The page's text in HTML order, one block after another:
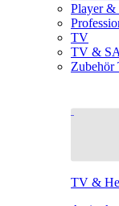
Player &
TV
TV &
Zubehör
TV &